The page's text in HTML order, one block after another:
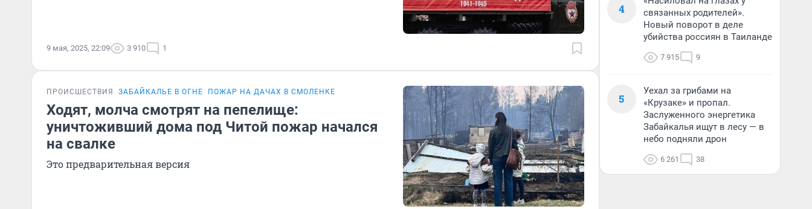
9 мая, 2025, 22:09 3 910 1
ПРОИСШЕСТВИЯ ЗАБАЙКАЛЬЕ В ОГНЕ ПОЖАР НА ДАЧАХ В СМОЛЕНКЕ
Ходят, молча смотрят на пепелище:
уничтоживший дома под Читой пожар начался
на свалке
Это предварительная версия
4
связанных родителей».
Новый поворот в деле
убийства россиян в Таиланде
7 915 9
5
Уехал за грибами на
«Крузаке» и пропал.
Заслуженного энергетика
Забайкалья ищут в лесу — в
небо подняли дрон
6 261 38